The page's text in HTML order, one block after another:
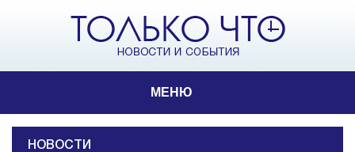
МЕНЮ
НОВОСТИ